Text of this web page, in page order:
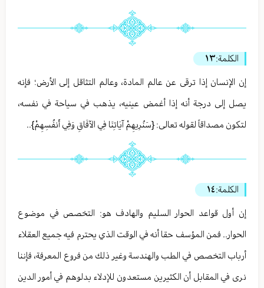
الكلمة:١٣
إن الإنسان إذا ترقى عن عالم المادة، وعالم التثاقل إلى الأرض؛ فإنه
يصل إلى درجة أنه إذا أغمض عينيه، يذهب في سياحة في نفسه،
لتكون مصداقاً لقوله تعالى: {سَنُرِيهِمْ آيَاتِنَا فِي الآفَاقِ وَفِي أَنفُسِهِمْ}..
الكلمة:١٤
إن أول قواعد الحوار السليم والهادف هو: التخصص في موضوع
الحوار.. فمن المؤسف حقا أنه في الوقت الذي يحترم فيه جميع العقلاء
أرباب التخصص في الطب والهندسة وغير ذلك من فروع المعرفة، فإننا
نرى في المقابل أن الكثيرين مستعدون للإدلاء بدلوهم في أمور الدين